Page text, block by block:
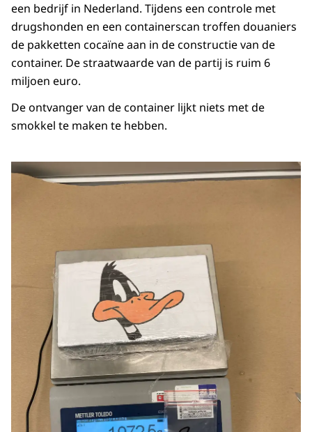
een bedrijf in Nederland. Tijdens een controle met
drugshonden en een containerscan troffen douaniers
de pakketten cocaïne aan in de constructie van de
container. De straatwaarde van de partij is ruim 6
miljoen euro.
De ontvanger van de container lijkt niets met de
smokkel te maken te hebben.